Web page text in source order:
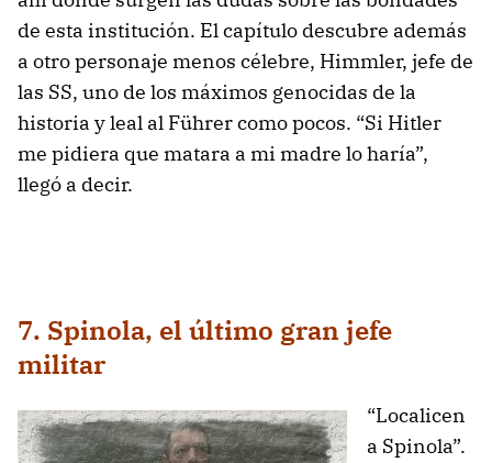
de esta institución. El capítulo descubre además
a otro personaje menos célebre, Himmler, jefe de
las SS, uno de los máximos genocidas de la
historia y leal al Führer como pocos. “Si Hitler
me pidiera que matara a mi madre lo haría”,
llegó a decir.
7. Spinola, el último gran jefe
militar
“Localicen
a Spinola”.